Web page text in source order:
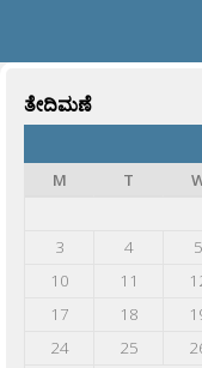
ತೇದಿಮಣೆ
M
T
3
4 5
10
11
17
18
24
25